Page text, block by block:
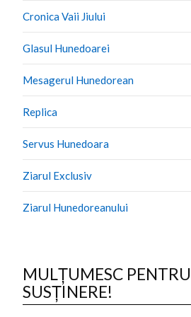
Cronica Vaii Jiului
Glasul Hunedoarei
Mesagerul Hunedorean
Replica
Servus Hunedoara
Ziarul Exclusiv
Ziarul Hunedoreanului
MULȚUMESC PENTRU
SUSȚINERE!